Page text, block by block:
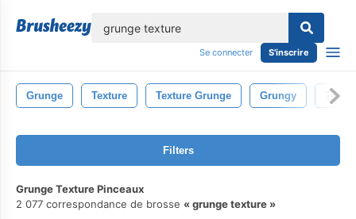
Se connecter S'inscrire
Grunge Texture Texture Grunge Grungy
Filters
Grunge Texture Pinceaux
2 077 correspondance de brosse
grunge texture